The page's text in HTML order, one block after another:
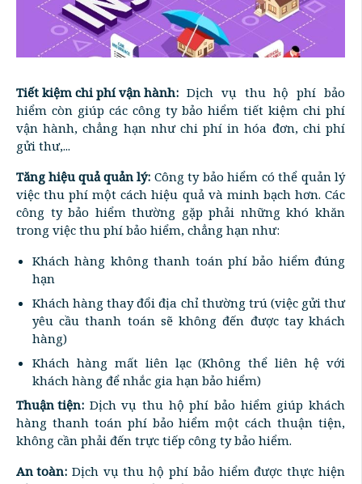
Tiết kiệm chi phí vận hành: Dịch vụ thu hộ phí bảo
hiểm còn giúp các công ty bảo hiểm tiết kiệm chi phí
vận hành, chẳng hạn như chi phí in hóa đơn, chi phí
gửi thư,...
Tăng hiệu quả quản lý: Công ty bảo hiểm có thể quản lý
việc thu phí một cách hiệu quả và minh bạch hơn. Các
công ty bảo hiểm thường gặp phải những khó khăn
trong việc thu phí bảo hiểm, chẳng hạn như:
Khách hàng không thanh toán phí bảo hiểm đúng
hạn
Khách hàng thay đổi địa chỉ thường trú (việc gửi thư
yêu cầu thanh toán sẽ không đến được tay khách
hàng)
Khách hàng mất liên lạc (Không thể liên hệ với
khách hàng để nhắc gia hạn bảo hiểm)
Thuận tiện: Dịch vụ thu hộ phí bảo hiểm giúp khách
hàng thanh toán phí bảo hiểm một cách thuận tiện,
không cần phải đến trực tiếp công ty bảo hiểm.
An toàn: Dịch vụ thu hộ phí bảo hiểm được thực hiện